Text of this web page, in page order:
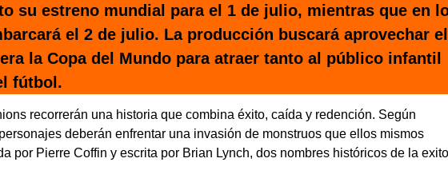
su estreno mundial para el 1 de julio, mientras que en
el 2 de julio. La producción buscará aprovechar el
la Copa del Mundo para atraer tanto al público infantil
fútbol.
recorrerán una historia que combina éxito, caída y redención. Según
deberán enfrentar una invasión de monstruos que ellos mismos
por Pierre Coffin y escrita por Brian Lynch, dos nombres históricos de la